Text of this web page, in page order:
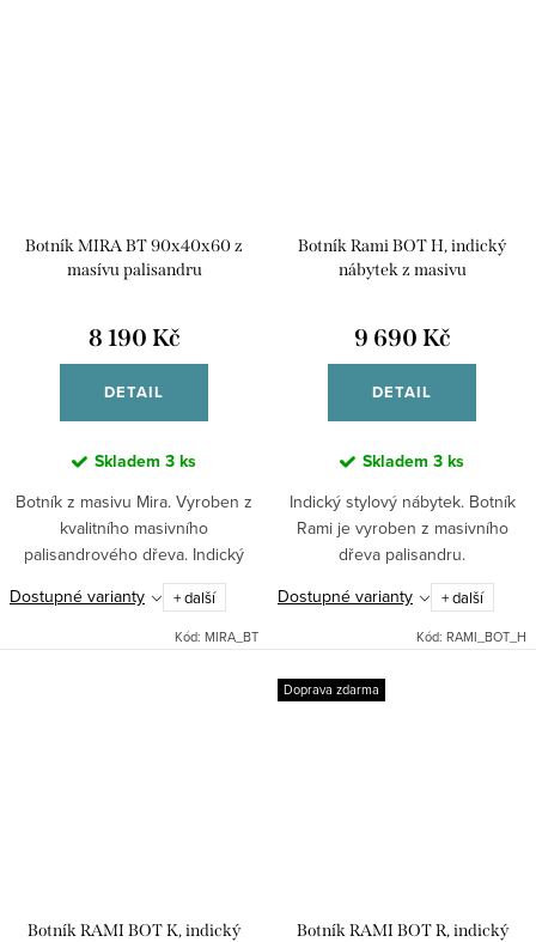
Botník MIRA BT 90x40x60 z
masívu palisandru
8 190 Kč
DETAIL
Skladem 3 ks
Botník z masivu Mira. Vyroben z
kvalitního masivního
palisandrového dřeva. Indický
stylový nábytek.
Dostupné varianty + další
Kód: MIRA_BT
Botník Rami BOT H, indický
nábytek z masivu
9 690 Kč
DETAIL
Skladem 3 ks
Indický stylový nábytek. Botník
Rami je vyroben z masivního
dřeva palisandru.
Dostupné varianty
+ další
Kód: RAMI_BOT_H
Botník RAMI BOT K, indický
Doprava zdarma
Botník RAMI BOT R, indický